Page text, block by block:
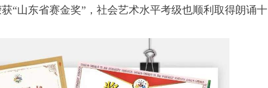
“山东省赛金奖”，社会艺术水平考级也顺利取得朗诵十